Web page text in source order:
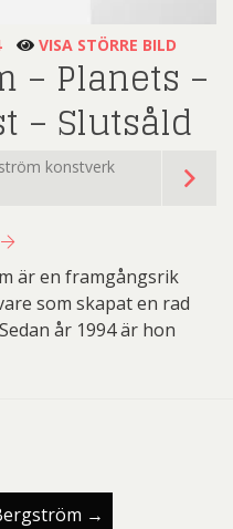
VISA STÖRRE BILD
– Planets –
– Slutsåld
konstverk
är en framgångsrik
som skapat en rad
år 1994 är hon
→